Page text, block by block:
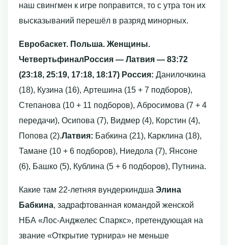
наш свингмен к игре поправится, то с утра тон их
высказываний перешёл в разряд минорных.
Евробаскет. Польша. Женщины.
Четвертьфинал Россия — Латвия — 83:72
(23:18, 25:19, 17:18, 18:17) Россия: Данилочкина
(18), Кузина (16), Артешина (15 + 7 подборов),
Степанова (10 + 11 подборов), Абросимова (7 + 4
передачи), Осипова (7), Видмер (4), Корстин (4),
Попова (2).Латвия: Бабкина (21), Карклина (18),
Тамане (10 + 6 подборов), Ниедола (7), Янсоне
(6), Башко (5), Кублина (5 + 6 подборов), Путнина.
Какие там 22-летняя вундеркиндша Элина
Бабкина, задрафтованная командой женской
НБА «Лос-Анджелес Спаркс», претендующая на
звание «Открытие турнира» не меньше